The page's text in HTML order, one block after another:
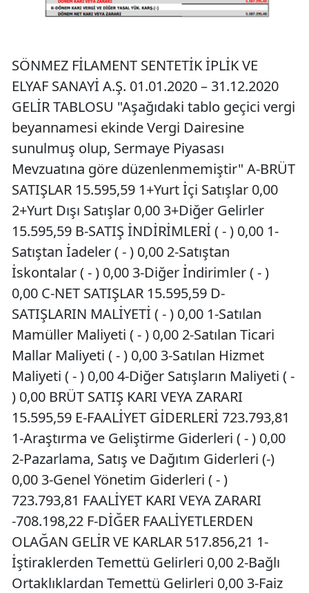
SÖNMEZ FİLAMENT SENTETİK İPLİK VE
ELYAF SANAYİ A.Ş. 01.01.2020 – 31.12.2020
GELİR TABLOSU "Aşağıdaki tablo geçici vergi
beyannamesi ekinde Vergi Dairesine
sunulmuş olup, Sermaye Piyasası
Mevzuatına göre düzenlenmemiştir" A-BRÜT
SATIŞLAR 15.595,59 1+Yurt İçi Satışlar 0,00
2+Yurt Dışı Satışlar 0,00 3+Diğer Gelirler
15.595,59 B-SATIŞ İNDİRİMLERİ ( - ) 0,00 1-
Satıştan İadeler ( - ) 0,00 2-Satıştan
İskontalar ( - ) 0,00 3-Diğer İndirimler ( - )
0,00 C-NET SATIŞLAR 15.595,59 D-
SATIŞLARIN MALİYETİ ( - ) 0,00 1-Satılan
Mamüller Maliyeti ( - ) 0,00 2-Satılan Ticari
Mallar Maliyeti ( - ) 0,00 3-Satılan Hizmet
Maliyeti ( - ) 0,00 4-Diğer Satışların Maliyeti ( -
) 0,00 BRÜT SATIŞ KARI VEYA ZARARI
15.595,59 E-FAALİYET GİDERLERİ 723.793,81
1-Araştırma ve Geliştirme Giderleri ( - ) 0,00
2-Pazarlama, Satış ve Dağıtım Giderleri (-)
0,00 3-Genel Yönetim Giderleri ( - )
723.793,81 FAALİYET KARI VEYA ZARARI
-708.198,22 F-DİĞER FAALİYETLERDEN
OLAĞAN GELİR VE KARLAR 517.856,21 1-
İştiraklerden Temettü Gelirleri 0,00 2-Bağlı
Ortaklıklardan Temettü Gelirleri 0,00 3-Faiz